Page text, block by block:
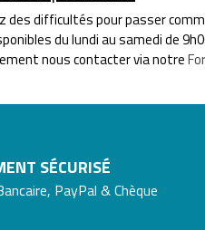
des difficultés pour passer
du lundi au samedi de
nous contacter via notre
SÉCURISÉ
PayPal & Chèque